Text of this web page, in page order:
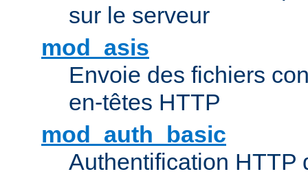
sur le serveur
mod_asis
Envoie des fichiers
en-têtes HTTP
mod_auth_basic
Authentification HTTP